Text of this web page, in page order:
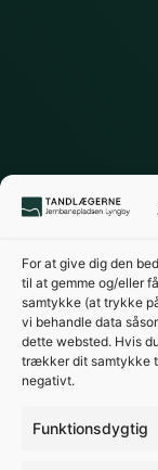
For at give dig den
til at gemme og/eller
samtykke (at trykke
vi behandle data
dette websted. Hvis
trækker dit samtykke
negativt.
Funktionsdygtig